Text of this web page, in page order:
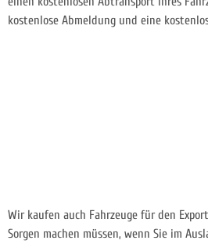
kostenlose Abmeldung und eine
Wir kaufen auch Fahrzeuge für den
Sorgen machen müssen, wenn Sie im